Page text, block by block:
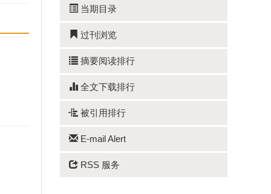
当期目录
过刊浏览
摘要阅读排行
全文下载排行
被引用排行
E-mail Alert
RSS 服务